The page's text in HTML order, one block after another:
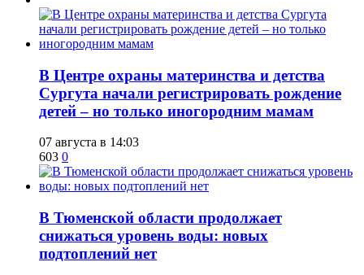
​В Центре охраны материнства и детства
Сургута начали регистрировать рождение
детей – но только иногородним мамам
07 августа в 14:03
603 0
​В Тюменской области продолжает
снижаться уровень воды: новых
подтоплений нет